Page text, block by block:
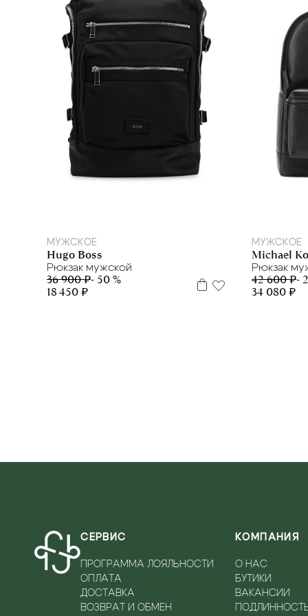
PARAJUMPERS
PHILIPP PLEIN
PHILIPPE MODEL
PLEIN SPORT
POURCHET FRANCE
PRO-KEDS
STEFANO CORSINI
STILNOLOGY
TRUSSARDI
МУЖСКОЕ
Hugo Boss
Рюкзак мужской
36 900 ₽- 50 %
18 450 ₽
МУЖСКОЕ
Michael
Рюкзак
42 600 ₽-
34 080 ₽
СЕРВИС
ПРОГРАММА ЛОЯЛЬНОСТИ
ОПЛАТА
ДОСТАВКА
ВОЗВРАТ И ОБМЕН
КОМПАНИЯ
О НАС
БУТИКИ
ВАКАНСИИ